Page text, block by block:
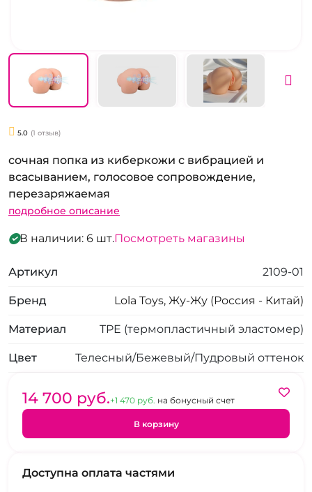
5.0 (1 отзыв)
сочная попка из киберкожи с вибрацией и
всасыванием, голосовое сопровождение,
перезаряжаемая
подробное описание
В наличии: 6 шт.Посмотреть магазины
Артикул 2109-01
Бренд Lola Toys, Жу-Жу (Россия - Китай)
Материал TPE (термопластичный эластомер)
Цвет Телесный/Бежевый/Пудровый оттенок
14 700 pуб.+1 470 pуб. на бонусный счет
В корзину
Доступна оплата частями